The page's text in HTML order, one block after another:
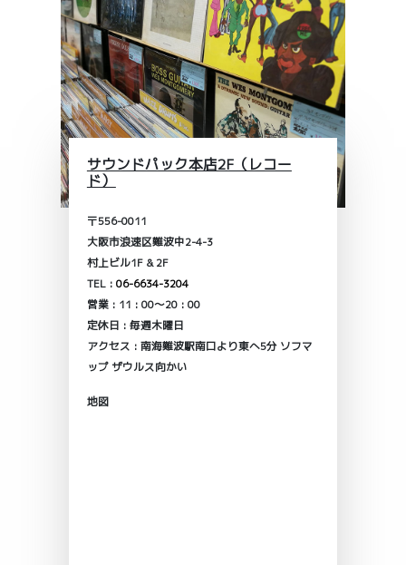
サウンドパック本店2F（レコー
ド）
〒556-0011
大阪市浪速区難波中2-4-3
村上ビル1F & 2F
TEL : 06-6634-3204
営業 : 11 : 00～20 : 00
定休日 : 毎週木曜日
アクセス : 南海難波駅南口より東へ5分 ソフマ
ップ ザウルス向かい
地図